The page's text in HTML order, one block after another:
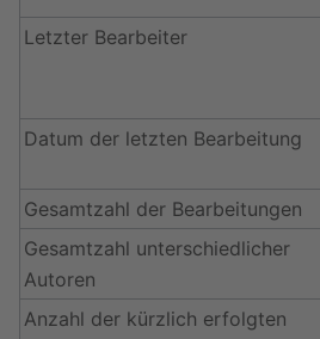
Letzter Bearbeiter
Datum der letzten Bearbeitung
Gesamtzahl der Bearbeitungen
Gesamtzahl unterschiedlicher
Autoren
Anzahl der kürzlich erfolgten